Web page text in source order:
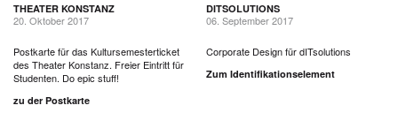
THEATER KONSTANZ
20. Oktober 2017
Postkarte für das Kultursemesterticket
des Theater Konstanz. Freier Eintritt für
Studenten. Do epic stuff!
zu der Postkarte
DITSOLUTIONS
06. September 2017
Corporate Design für dITsolutions
Zum Identifikationselement